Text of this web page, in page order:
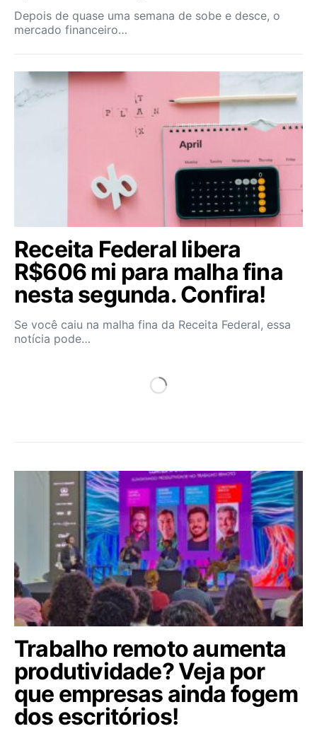
Depois de quase uma semana de sobe e desce, o
mercado financeiro…
Receita Federal libera
R$606 mi para malha fina
nesta segunda. Confira!
Se você caiu na malha fina da Receita Federal, essa
notícia pode…
Trabalho remoto aumenta
produtividade? Veja por
que empresas ainda fogem
dos escritórios!